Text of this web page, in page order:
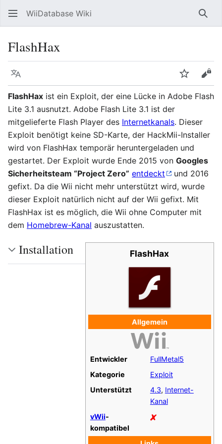
WiiDatabase Wiki
FlashHax
Sprache
FlashHax ist ein Exploit, der eine Lücke in Adobe Flash
Lite 3.1 ausnutzt. Adobe Flash Lite 3.1 ist der
mitgelieferte Flash Player des Internetkanals. Dieser
Exploit benötigt keine SD-Karte, der HackMii-Installer
wird von FlashHax temporär heruntergeladen und
gestartet. Der Exploit wurde Ende 2015 von Googles
Sicherheitsteam “Project Zero” entdeckt
und 2016
gefixt. Da die Wii nicht mehr unterstützt wird, wurde
dieser Exploit natürlich nicht auf der Wii gefixt. Mit
FlashHax ist es möglich, die Wii ohne Computer mit
dem Homebrew-Kanal auszustatten.
FlashHax
Allgemein
Entwickler
FullMetal5
Kategorie
Exploit
Unterstützt
4.3, Internet-
Kanal
vWii-
kompatibel
Installation